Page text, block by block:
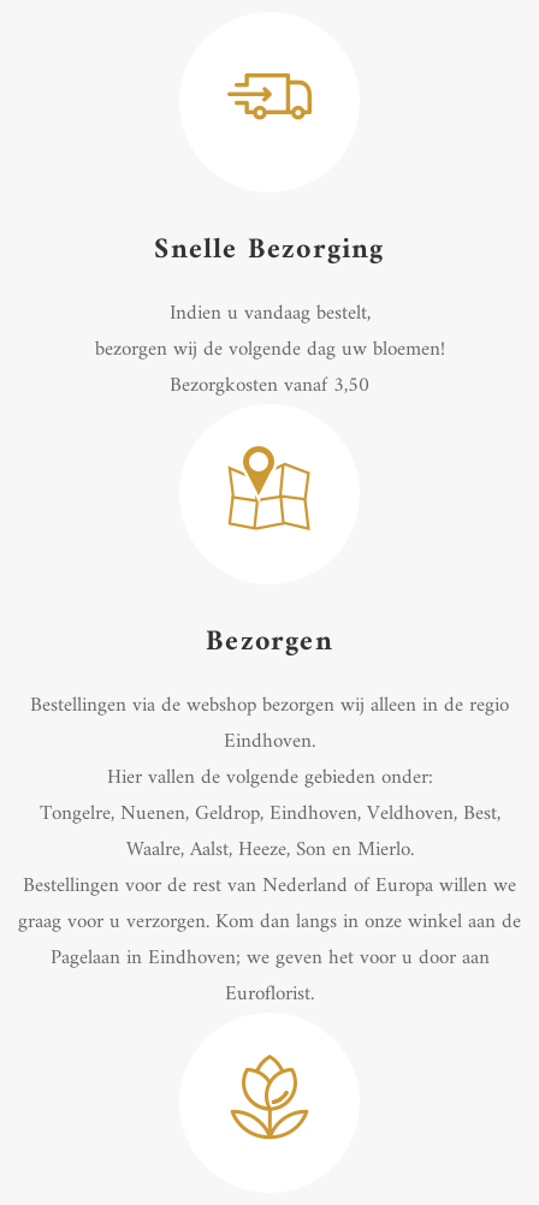
Snelle Bezorging
Indien u vandaag bestelt,
bezorgen wij de volgende dag uw bloemen!
Bezorgkosten vanaf 3,50
Bezorgen
Bestellingen via de webshop bezorgen wij alleen in de regio
Eindhoven.
Hier vallen de volgende gebieden onder:
Tongelre, Nuenen, Geldrop, Eindhoven, Veldhoven, Best,
Waalre, Aalst, Heeze, Son en Mierlo.
Bestellingen voor de rest van Nederland of Europa willen we
graag voor u verzorgen. Kom dan langs in onze winkel aan de
Pagelaan in Eindhoven; we geven het voor u door aan
Euroflorist.